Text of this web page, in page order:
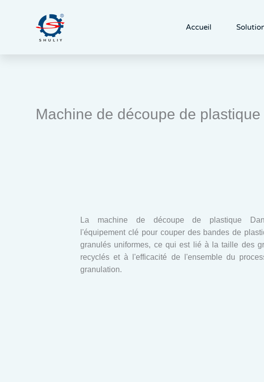
Accueil
Machine de découpe de
La machine de découpe de plastique
l'équipement clé pour couper des bandes de
granulés uniformes, ce qui est lié à la taille des
recyclés et à l'efficacité de l'ensemble du
granulation.